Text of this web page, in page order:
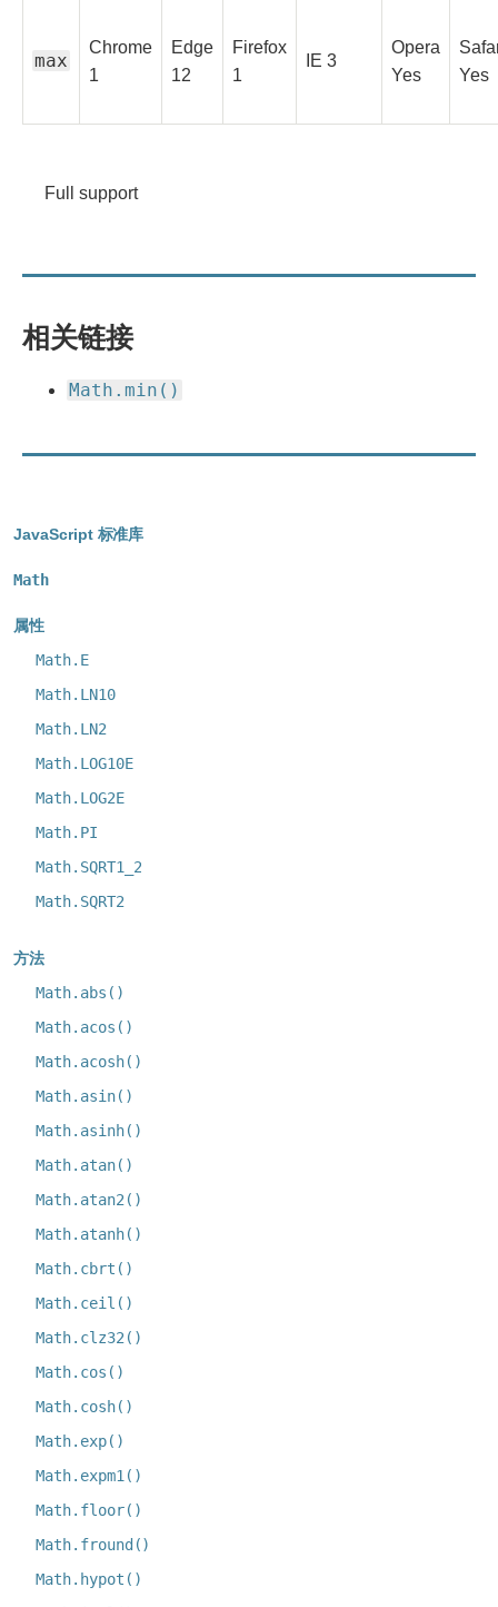
max
Chrome
Full
1
Edge
Full
12
Firefox
Full
1
IE Full
3
Opera
Full
Yes
Full
Yes
support
Full support
相关链接
Math.min()
Metadata
JavaScript 标准库
Math
属性
Math.E
Math.LN10
Math.LN2
Math.LOG10E
Math.LOG2E
Math.PI
Math.SQRT1_2
Math.SQRT2
方法
Math.abs()
Math.acos()
Math.acosh()
Math.asin()
Math.asinh()
Math.atan()
Math.atan2()
Math.atanh()
Math.cbrt()
Math.ceil()
Math.clz32()
Math.cos()
Math.cosh()
Math.exp()
Math.expm1()
Math.floor()
Math.fround()
Math.hypot()